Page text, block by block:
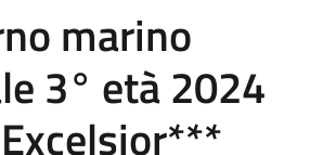
marino
3° età 2024